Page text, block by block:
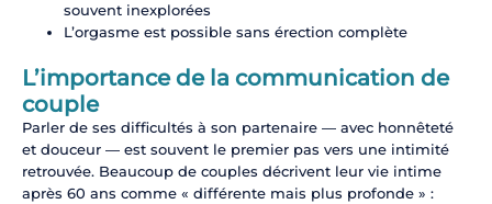
souvent inexplorées
L’orgasme est possible sans érection complète
L’importance de la communication de
couple
Parler de ses difficultés à son partenaire — avec honnêteté
et douceur — est souvent le premier pas vers une intimité
retrouvée. Beaucoup de couples décrivent leur vie intime
après 60 ans comme « différente mais plus profonde » :